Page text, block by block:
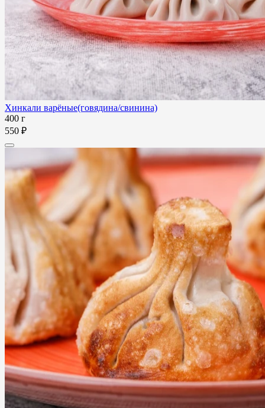
Хинкали варёные(говядина/свинина)
400 г
550 ₽